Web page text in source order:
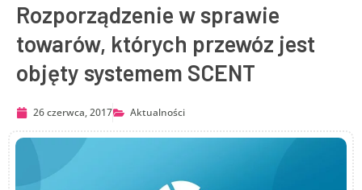
Rozporządzenie w sprawie
towarów, których przewóz jest
objęty systemem SCENT
26 czerwca, 2017 Aktualności